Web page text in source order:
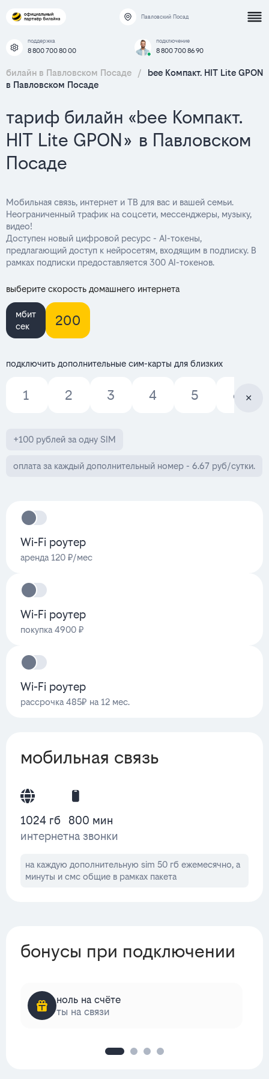
Павловский Посад
поддержка
8 800 700 80 00
подключение
8 800 700 86 90
билайн в Павловском Посаде /
bee Компакт. HIT Lite GPON
в Павловском Посаде
тариф билайн «bee Компакт.
HIT Lite GPON» в Павловском
Посаде
Мобильная связь, интернет и ТВ для вас и вашей семьи.
Неограниченный трафик на соцсети, мессенджеры, музыку,
видео!
Доступен новый цифровой ресурс - AI-токены,
предлагающий доступ к нейросетям, входящим в подписку. В
рамках подписки предоставляется 300 AI-токенов.
выберите скорость домашнего интернета
мбит
сек
200
подключить дополнительные сим-карты для близких
1 2 3 4 5 6
+100 рублей за одну SIM
оплата за каждый дополнительный номер - 6.67 руб/сутки.
Wi-Fi роутер
аренда 120 ₽/мес
Wi-Fi роутер
покупка 4900 ₽
Wi-Fi роутер
рассрочка 485₽ на 12 мес.
мобильная связь
1024 гб
интернет
800 мин
на звонки
на каждую дополнительную sim 50 гб ежемесячно, а
минуты и смс общие в рамках пакета
бонусы при подключении
ноль на счёте
ты на связи